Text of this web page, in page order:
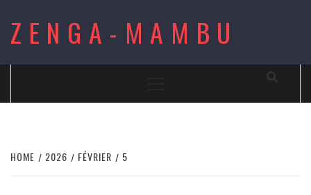
content
ZENGA-MAMBU
HOME 2026 FÉVRIER 5